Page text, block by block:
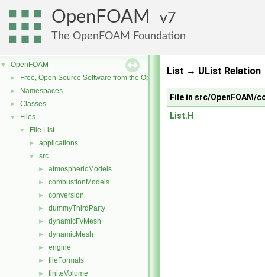
OpenFOAM 7
The OpenFOAM Foundation
▼ OpenFOAM
► Free, Open Source Software from the OpenFOAM Foundation
► Namespaces
► Classes
▼ Files
▼ File List
► applications
▼ src
► atmosphericModels
► combustionModels
► conversion
► dummyThirdParty
► dynamicFvMesh
► dynamicMesh
► engine
► fileFormats
► finiteVolume
List → UList Relation
File in src/
List.H